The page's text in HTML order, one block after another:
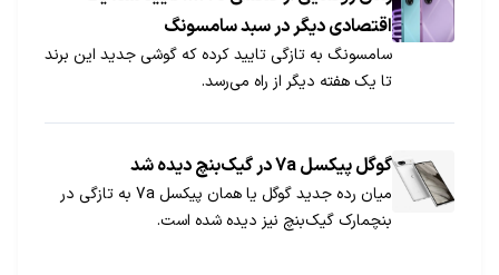
اقتصادی دیگر در سبد سامسونگ
سامسونگ به تازگی تایید کرده که گوشی جدید این برند
تا یک هفته دیگر از راه می‌رسد.
گوگل پیکسل 7a در گیک‌بنچ دیده شد
میان رده جدید گوگل یا همان پیکسل 7a به تازگی در
بنچمارک گیک‌بنچ نیز دیده شده است.